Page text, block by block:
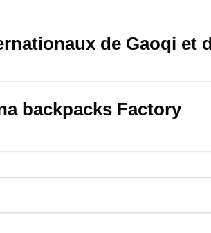
de Gaoqi et
backpacks Factory